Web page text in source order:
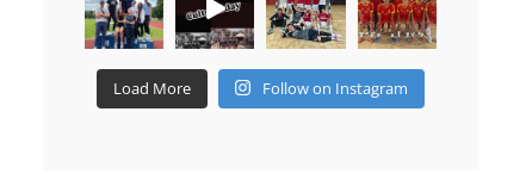
Load More Follow on Instagram